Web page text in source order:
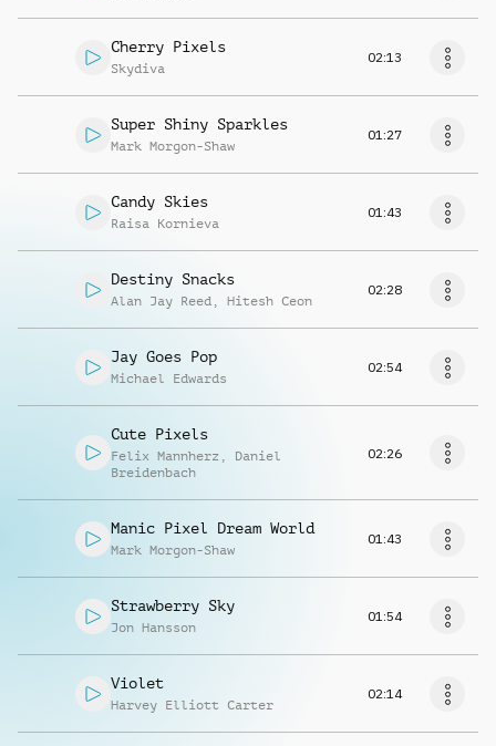
Cherry Pixels
Skydiva
02:13
Super Shiny Sparkles
Mark Morgon-Shaw
01:27
Candy Skies
Raisa Kornieva
01:43
Destiny Snacks
Alan Jay Reed , Hitesh Ceon
02:28
Jay Goes Pop
Michael Edwards
02:54
Cute Pixels
Felix Mannherz , Daniel
Breidenbach
02:26
Manic Pixel Dream World
Mark Morgon-Shaw
01:43
Strawberry Sky
Jon Hansson
01:54
Violet
Harvey Elliott Carter
02:14